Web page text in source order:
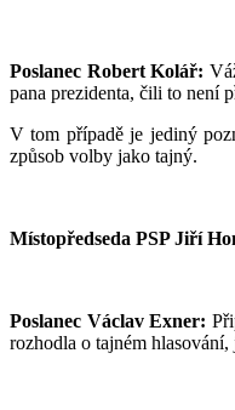
Poslanec Robert Kolář:
pana prezidenta, čili to není
V tom případě je jediný
způsob volby jako tajný.
Místopředseda PSP Jiří
Poslanec Václav Exner:
rozhodla o tajném